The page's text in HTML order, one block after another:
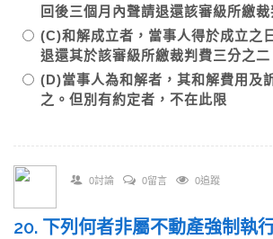
回後三個月內聲請退還該審級所繳
(C)和解成立者，當事人得於成立之
退還其於該審級所繳裁判費三分之
(D)當事人為和解者，其和解費用及
之。但別有約定者，不在此限
0討論 0留言 0追蹤
20. 下列何者非屬不動產強制執